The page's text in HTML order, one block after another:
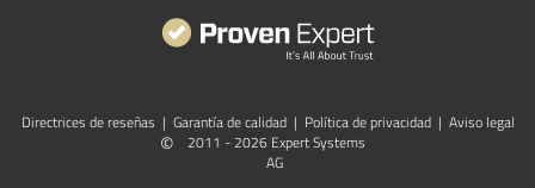
Directrices de reseñas | Garantía de calidad | Política de privacidad | Aviso legal
©
2011 - 2026 Expert Systems
AG